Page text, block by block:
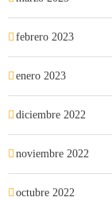
febrero 2023
enero 2023
diciembre 2022
noviembre 2022
octubre 2022